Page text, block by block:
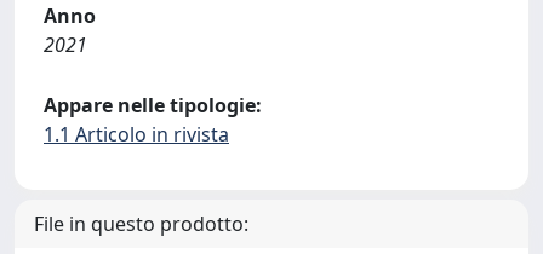
Anno
2021
Appare nelle tipologie:
1.1 Articolo in rivista
File in questo prodotto: